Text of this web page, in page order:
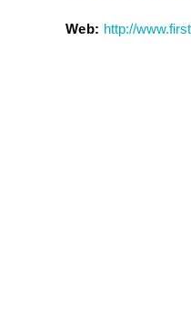
Web: http://